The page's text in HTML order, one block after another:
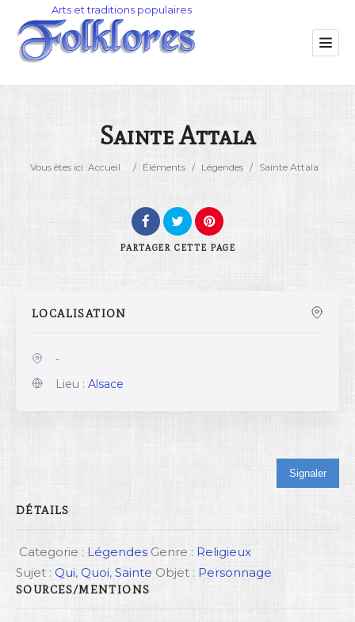
Catégorie
Sainte Attala
Vous êtes ici :Accueil / Éléments / Légendes / Sainte Attala
PARTAGER CETTE PAGE
LOCALISATION
-
Lieu : Alsace
Signaler
DÉTAILS
Categorie : Légendes Genre : Religieux
Sujet : Qui, Quoi, Sainte Objet : Personnage
SOURCES/MENTIONS